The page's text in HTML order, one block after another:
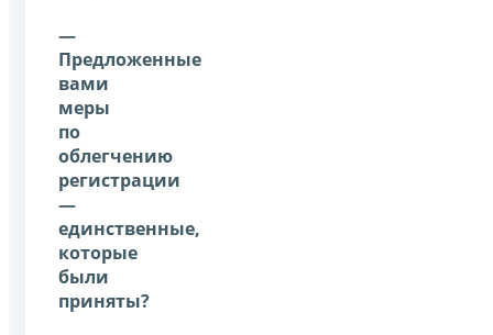
—
Предложенные
вами
меры
по
облегчению
регистрации
—
единственные,
которые
были
приняты?